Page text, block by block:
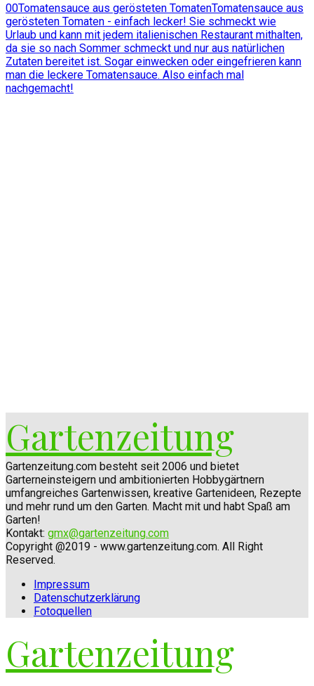
00Tomatensauce aus gerösteten TomatenTomatensauce aus
gerösteten Tomaten - einfach lecker! Sie schmeckt wie
Urlaub und kann mit jedem italienischen Restaurant mithalten,
da sie so nach Sommer schmeckt und nur aus natürlichen
Zutaten bereitet ist. Sogar einwecken oder eingefrieren kann
man die leckere Tomatensauce. Also einfach mal
nachgemacht!
Gartenzeitung
Gartenzeitung.com besteht seit 2006 und bietet
Garterneinsteigern und ambitionierten Hobbygärtnern
umfangreiches Gartenwissen, kreative Gartenideen, Rezepte
und mehr rund um den Garten. Macht mit und habt Spaß am
Garten!
Kontakt: gmx@gartenzeitung.com
Copyright @2019 - www.gartenzeitung.com. All Right
Reserved.
Impressum
Datenschutzerklärung
Fotoquellen
Gartenzeitung